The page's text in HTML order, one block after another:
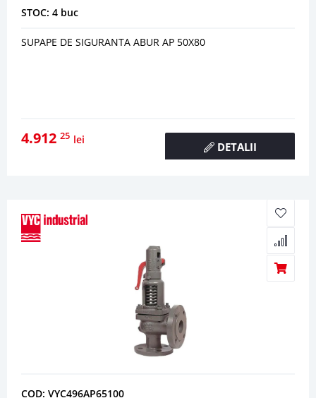
STOC: 4 buc
SUPAPE DE SIGURANTA ABUR AP 50X80
4.912 25 lei
DETALII
COD: VYC496AP65100